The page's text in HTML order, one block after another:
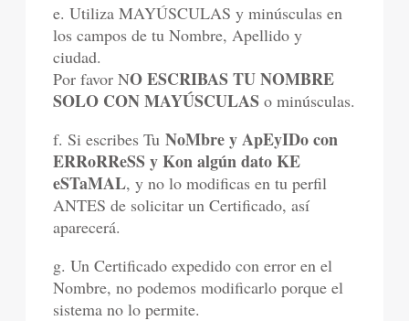
e. Utiliza MAYÚSCULAS y minúsculas en
los campos de tu Nombre, Apellido y
ciudad.
Por favor NO ESCRIBAS TU NOMBRE
SOLO CON MAYÚSCULAS o minúsculas.
f. Si escribes TuNoMbre y ApEyIDo con
ERRoRReSS y Kon algún dato KE
eSTaMAL, y no lo modificas en tu perfil
ANTES de solicitar un Certificado, así
aparecerá.
g. Un Certificado expedido con error en el
Nombre, no podemos modificarlo porque el
sistema no lo permite.